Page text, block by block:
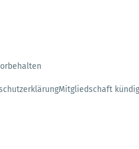
Mitgliedschaft